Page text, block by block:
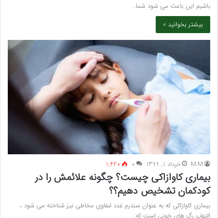
باشیم این باعث می شود شما…
بیشتر بخوانید »
M.M خرداد 1, 1399 ۰ 1,420
بیماری کاوازاکی چیست؟ چگونه علائمش را در
کودکمان تشخیص دهیم؟؟
بیماری کاوازاکی که به عنوان سندرم غدد لنفاوی مخاطی نیز شناخته می شود ،
التهاب رگ های خونی است که…